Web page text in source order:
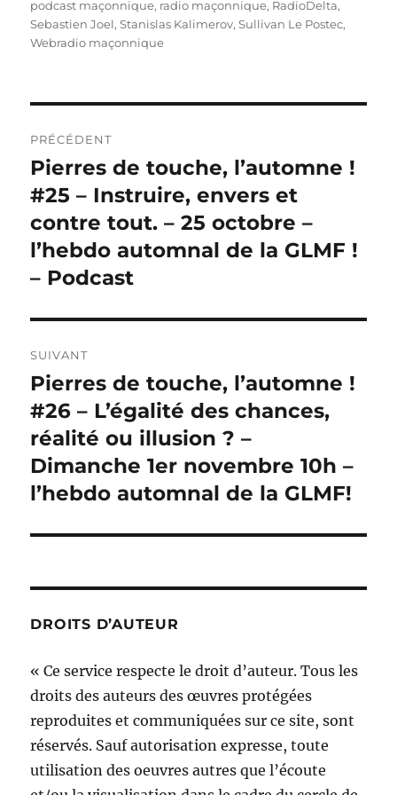
podcast maçonnique, radio maçonnique, RadioDelta,
Sebastien Joel,Stanislas Kalimerov,Sullivan Le Postec,
Webradio maçonnique
de
l’article
PRÉCÉDENT
Publication
précédente :
Pierres de touche, l’automne !
#25 – Instruire, envers et
contre tout. – 25 octobre –
l’hebdo automnal de la GLMF !
– Podcast
SUIVANT
Publication
suivante :
Pierres de touche, l’automne !
#26 – L’égalité des chances,
réalité ou illusion ? –
Dimanche 1er novembre 10h –
l’hebdo automnal de la GLMF!
DROITS D’AUTEUR
« Ce service respecte le droit d’auteur. Tous les
droits des auteurs des œuvres protégées
reproduites et communiquées sur ce site, sont
réservés. Sauf autorisation expresse, toute
utilisation des oeuvres autres que l’écoute